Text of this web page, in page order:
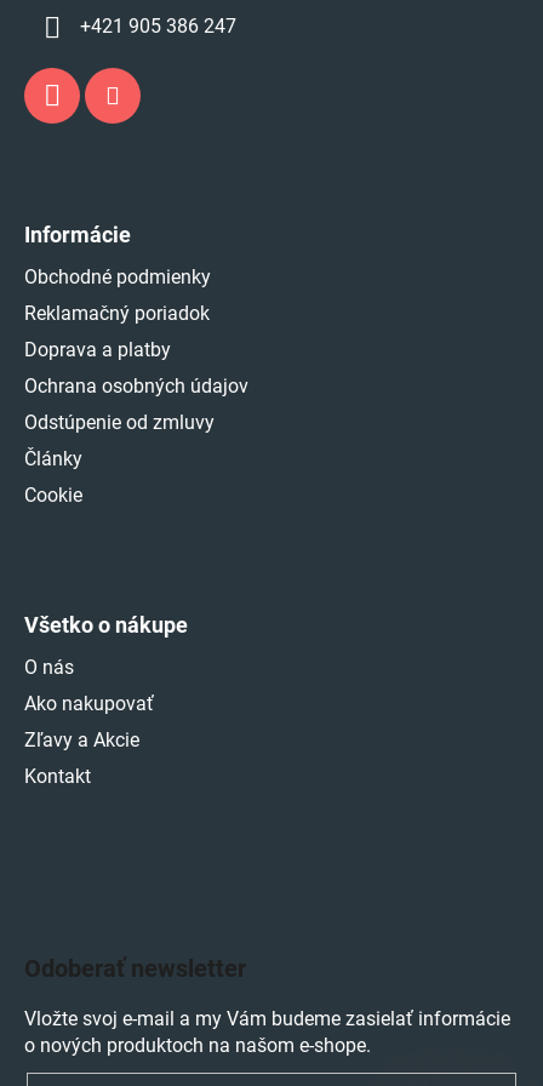
+421 905 386 247
Informácie
Obchodné podmienky
Reklamačný poriadok
Doprava a platby
Ochrana osobných údajov
Odstúpenie od zmluvy
Články
Cookie
Všetko o nákupe
O nás
Ako nakupovať
Zľavy a Akcie
Kontakt
Odoberať newsletter
Vložte svoj e-mail a my Vám budeme zasielať informácie
o nových produktoch na našom e-shope.